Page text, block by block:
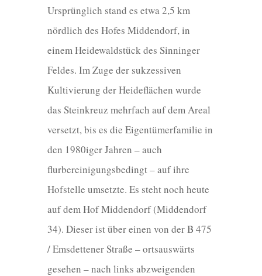
Ursprünglich stand es etwa 2,5 km
nördlich des Hofes Middendorf, in
einem Heidewaldstück des Sinninger
Feldes. Im Zuge der sukzessiven
Kultivierung der Heideflächen wurde
das Steinkreuz mehrfach auf dem Areal
versetzt, bis es die Eigentümerfamilie in
den 1980iger Jahren – auch
flurbereinigungsbedingt – auf ihre
Hofstelle umsetzte. Es steht noch heute
auf dem Hof Middendorf (Middendorf
34). Dieser ist über einen von der B 475
/ Emsdettener Straße – ortsauswärts
gesehen – nach links abzweigenden